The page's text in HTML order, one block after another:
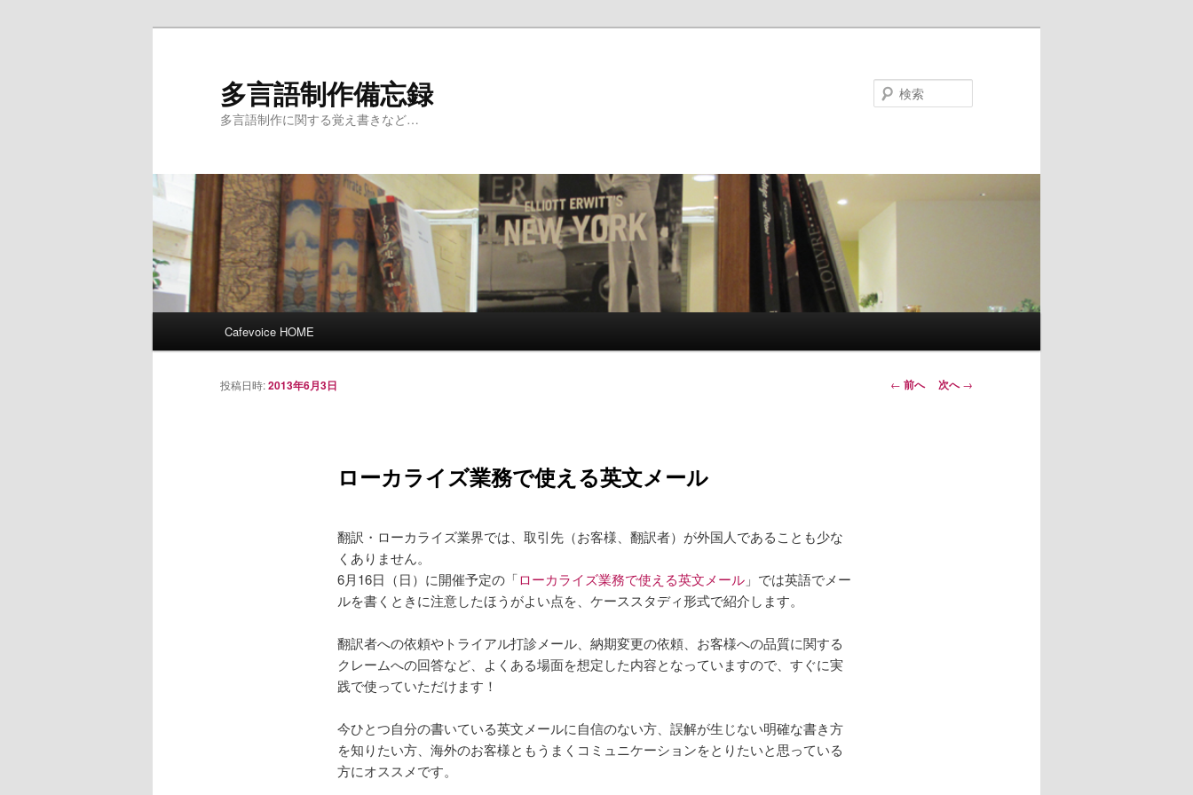
多言語制作備忘録
多言語制作に関する覚え書きなど…
メインコンテンツへ移動
サブコンテンツへ移動
Cafevoice HOME
投稿ナビゲー
← 前へ 次へ→
ローカライズ業務で使える英文メール
投稿日時:2013年6月3日
翻訳・ローカライズ業界では、取引先（お客様、翻訳者）が外国人であることも少な
くありません。
6月16日（日）に開催予定の「ローカライズ業務で使える英文メール」では英語でメー
ルを書くときに注意したほうがよい点を、ケーススタディ形式で紹介します。
翻訳者への依頼やトライアル打診メール、納期変更の依頼、お客様への品質に関する
クレームへの回答など、よくある場面を想定した内容となっていますので、すぐに実
践で使っていただけます！
今ひとつ自分の書いている英文メールに自信のない方、誤解が生じない明確な書き方
を知りたい方、海外のお客様ともうまくコミュニケーションをとりたいと思っている
方にオススメです。